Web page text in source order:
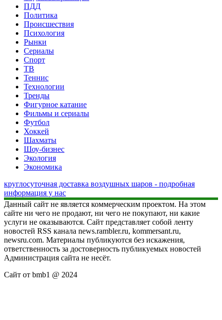
ПДД
Политика
Происшествия
Психология
Рынки
Сериалы
Спорт
ТВ
Теннис
Технологии
Тренды
Фигурное катание
Фильмы и сериалы
Футбол
Хоккей
Шахматы
Шоу-бизнес
Экология
Экономика
круглосуточная доставка воздушных шаров - подробная
информация у нас
Данный сайт не является коммерческим проектом. На этом
сайте ни чего не продают, ни чего не покупают, ни какие
услуги не оказываются. Сайт представляет собой ленту
новостей RSS канала news.rambler.ru, kommersant.ru,
newsru.com. Материалы публикуются без искажения,
ответственность за достоверность публикуемых новостей
Администрация сайта не несёт.
Сайт от bmb1 @ 2024